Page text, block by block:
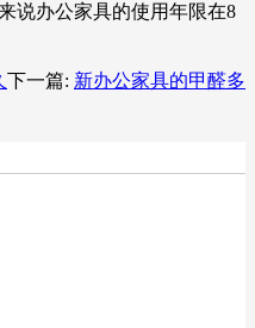
说办公家具的使用年限在8
下一篇: 新办公家具的甲醛多